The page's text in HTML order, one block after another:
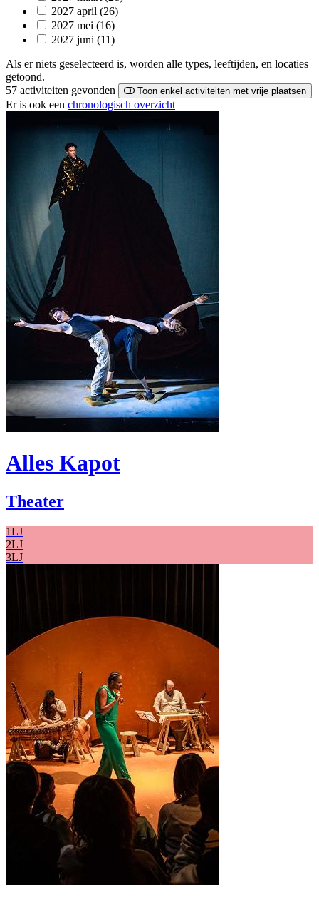
2027 april (26)
2027 mei (16)
2027 juni (11)
Als er niets geselecteerd is, worden alle types, leeftijden, en locaties
getoond.
57 activiteiten gevonden Toon enkel activiteiten met vrije plaatsen
Er is ook een chronologisch overzicht
Alles Kapot
Theater
1LJ
2LJ
3LJ